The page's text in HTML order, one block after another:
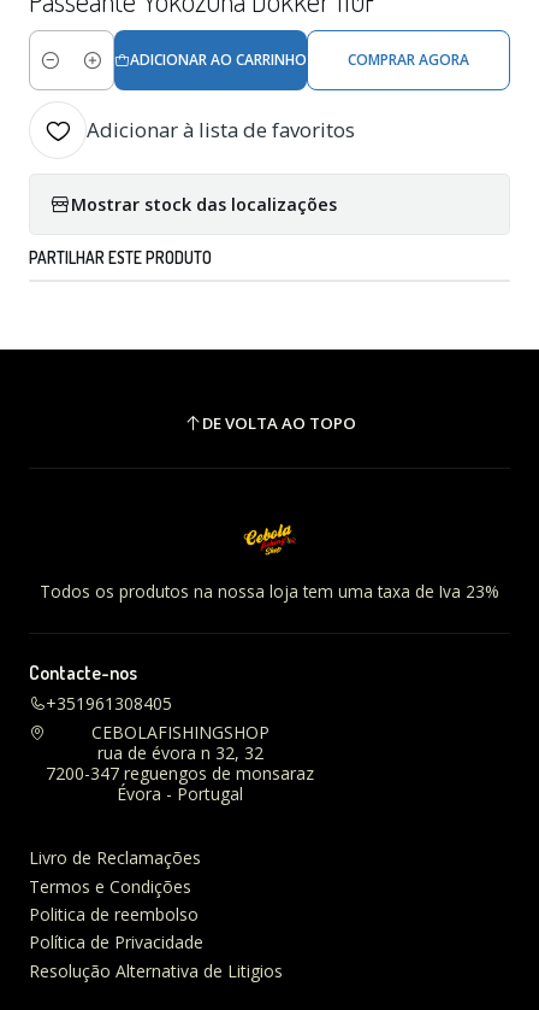
Quantidade
ADICIONAR AO CARRINHO COMPRAR AGORA
Adicionar à lista de favoritos
Mostrar stock das localizações
PARTILHAR ESTE PRODUTO
DE VOLTA AO TOPO
Todos os produtos na nossa loja tem uma taxa de Iva 23%
Contacte-nos
+351961308405
CEBOLAFISHINGSHOP
rua de évora n 32, 32
7200-347 reguengos de monsaraz
Évora - Portugal
Livro de Reclamações
Termos e Condições
Politica de reembolso
Política de Privacidade
Resolução Alternativa de Litigios